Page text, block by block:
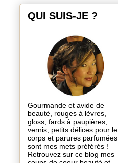
QUI SUIS-JE ?
Gourmande et avide de
beauté, rouges à lèvres,
gloss, fards à paupières,
vernis, petits délices pour le
corps et parures parfumées
sont mes mets préférés !
Retrouvez sur ce blog mes